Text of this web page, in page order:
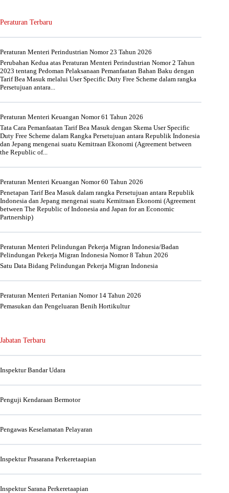
Peraturan Terbaru
Peraturan Menteri Perindustrian Nomor 23 Tahun 2026
Perubahan Kedua atas Peraturan Menteri Perindustrian Nomor 2 Tahun
2023 tentang Pedoman Pelaksanaan Pemanfaatan Bahan Baku dengan
Tarif Bea Masuk melalui User Specific Duty Free Scheme dalam rangka
Persetujuan antara...
Peraturan Menteri Keuangan Nomor 61 Tahun 2026
Tata Cara Pemanfaatan Tarif Bea Masuk dengan Skema User Specific
Duty Free Scheme dalam Rangka Persetujuan antara Republik Indonesia
dan Jepang mengenai suatu Kemitraan Ekonomi (Agreement between
the Republic of...
Peraturan Menteri Keuangan Nomor 60 Tahun 2026
Penetapan Tarif Bea Masuk dalam rangka Persetujuan antara Republik
Indonesia dan Jepang mengenai suatu Kemitraan Ekonomi (Agreement
between The Republic of Indonesia and Japan for an Economic
Partnership)
Peraturan Menteri Pelindungan Pekerja Migran Indonesia/Badan
Pelindungan Pekerja Migran Indonesia Nomor 8 Tahun 2026
Satu Data Bidang Pelindungan Pekerja Migran Indonesia
Peraturan Menteri Pertanian Nomor 14 Tahun 2026
Pemasukan dan Pengeluaran Benih Hortikultur
Jabatan Terbaru
Inspektur Bandar Udara
Penguji Kendaraan Bermotor
Pengawas Keselamatan Pelayaran
Inspektur Prasarana Perkeretaapian
Inspektur Sarana Perkeretaapian